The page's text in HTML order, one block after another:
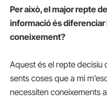
Per això, el major repte
informació és diferenciar
coneixement?
Aquest és el repte decisiu
sents coses que a mi
necessiten coneixements